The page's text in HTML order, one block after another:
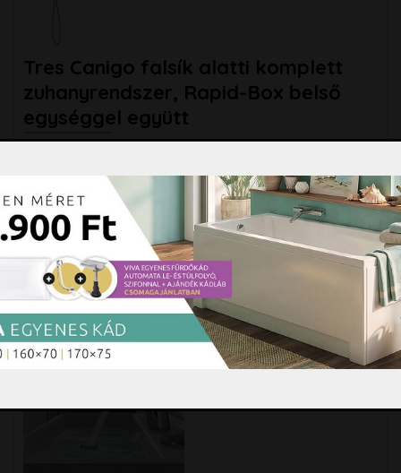
Tres Canigo falsík alatti komplett
zuhanyrendszer, Rapid-Box belső
egységgel együtt
Rapid-Box belső egységgel együtt Gyártó: Tres -
Spanyolország Felület: fényesbővebben »
csomag Kosárba 129.900 Ft